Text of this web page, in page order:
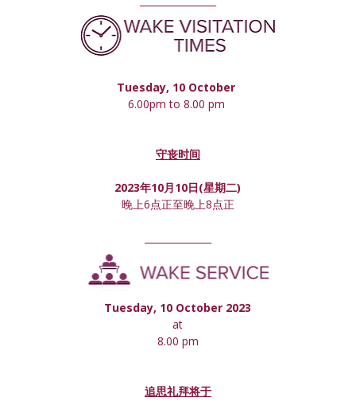
Tuesday, 10 October
6.00pm to 8.00 pm
守丧时间
2023年10月10日(星期二)
晚上6点正至晚上8点正
Tuesday, 10 October 2023
at
8.00 pm
追思礼拜将于